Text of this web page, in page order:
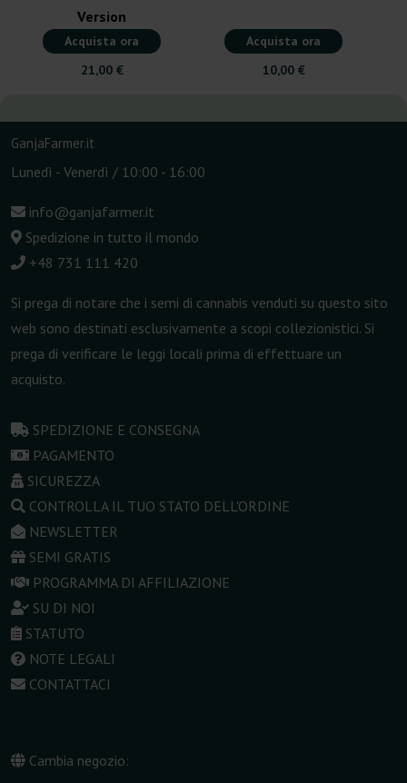
Version
Acquista ora
21,00 €
Acquista ora
10,00 €
GanjaFarmer.it
Lunedì - Venerdì / 10:00 - 16:00
info@ganjafarmer.it
Spedizione in tutto il mondo
+48 731 111 420
Si prega di notare che i semi di cannabis venduti su questo sito
web sono destinati esclusivamente a scopi collezionistici. Si
prega di verificare le leggi locali prima di effettuare un
acquisto.
SPEDIZIONE E CONSEGNA
PAGAMENTO
SICUREZZA
CONTROLLA IL TUO STATO DELL'ORDINE
NEWSLETTER
SEMI GRATIS
PROGRAMMA DI AFFILIAZIONE
SU DI NOI
STATUTO
NOTE LEGALI
CONTATTACI
Cambia negozio: